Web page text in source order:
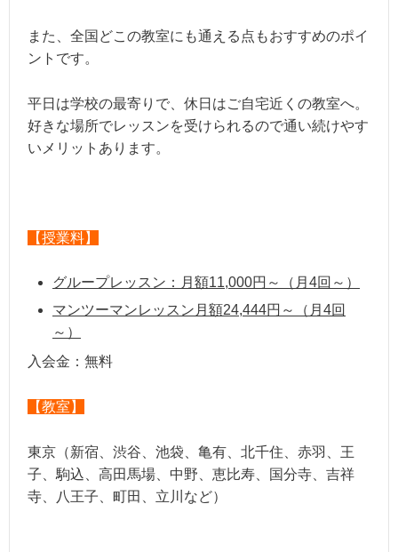
また、全国どこの教室にも通える点もおすすめのポイ
ントです。
平日は学校の最寄りで、休日はご自宅近くの教室へ。
好きな場所でレッスンを受けられるので通い続けやす
いメリットあります。
【授業料】
グループレッスン：月額11,000円～（月4回～）
マンツーマンレッスン月額24,444円～（月4回
～）
入会金：無料
【教室】
東京（新宿、渋谷、池袋、亀有、北千住、赤羽、王
子、駒込、高田馬場、中野、恵比寿、国分寺、吉祥
寺、八王子、町田、立川など）